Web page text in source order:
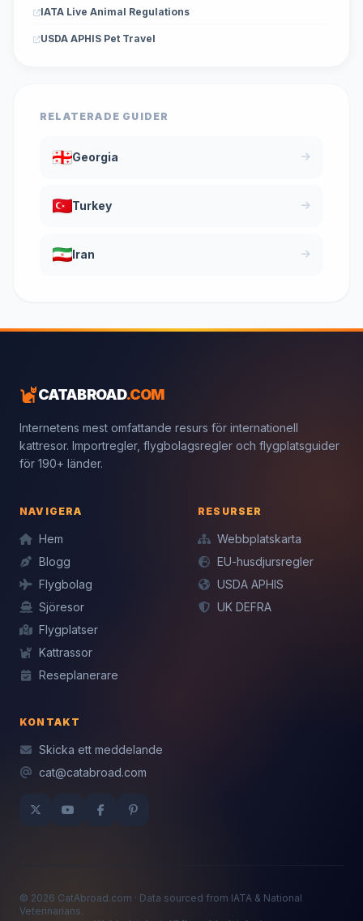
IATA Live Animal Regulations
USDA APHIS Pet Travel
RELATERADE GUIDER
Georgia
Turkey
Iran
CATABROAD.COM
Internetens mest omfattande resurs för internationell
kattresor. Importregler, flygbolagsregler och flygplatsguider
för 190+ länder.
NAVIGERA
Hem
Blogg
Flygbolag
Sjöresor
Flygplatser
Kattrassor
Reseplanerare
RESURSER
Webbplatskarta
EU-husdjursregler
USDA APHIS
UK DEFRA
KONTAKT
Skicka ett meddelande
cat@catabroad.com
© 2026 CatAbroad.com · Data sourced from IATA & National
Veterinarians.